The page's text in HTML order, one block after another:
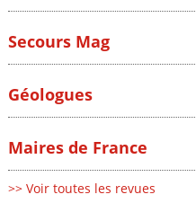
Secours Mag
Géologues
Maires de France
>> Voir toutes les revues